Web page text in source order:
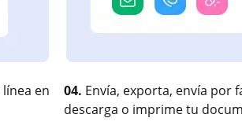
en
04. Envía, exporta, envía por
descarga o imprime tu